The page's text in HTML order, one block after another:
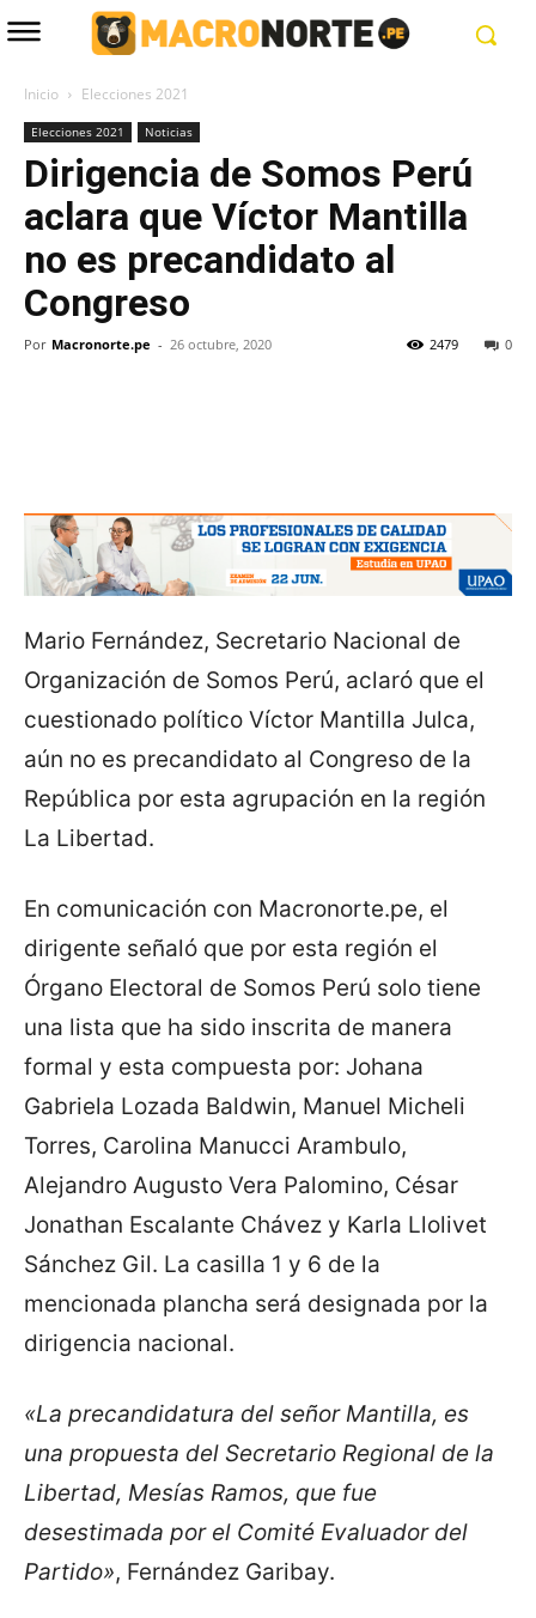
Inicio Elecciones 2021
Elecciones 2021 Noticias
Dirigencia de Somos Perú
aclara que Víctor Mantilla
no es precandidato al
Congreso
Por Macronorte.pe - 26 octubre, 2020 0
2479
Mario Fernández, Secretario Nacional de
Organización de Somos Perú, aclaró que el
cuestionado político Víctor Mantilla Julca,
aún no es precandidato al Congreso de la
República por esta agrupación en la región
La Libertad.
En comunicación con Macronorte.pe, el
dirigente señaló que por esta región el
Órgano Electoral de Somos Perú solo tiene
una lista que ha sido inscrita de manera
formal y esta compuesta por: Johana
Gabriela Lozada Baldwin, Manuel Micheli
Torres, Carolina Manucci Arambulo,
Alejandro Augusto Vera Palomino, César
Jonathan Escalante Chávez y Karla Llolivet
Sánchez Gil. La casilla 1 y 6 de la
mencionada plancha será designada por la
dirigencia nacional.
«La precandidatura del señor Mantilla, es
una propuesta del Secretario Regional de la
Libertad, Mesías Ramos, que fue
desestimada por el Comité Evaluador del
Partido», Fernández Garibay.